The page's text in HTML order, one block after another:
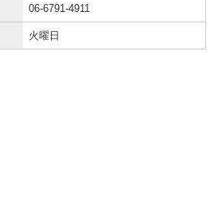
06-6791-4911
火曜日